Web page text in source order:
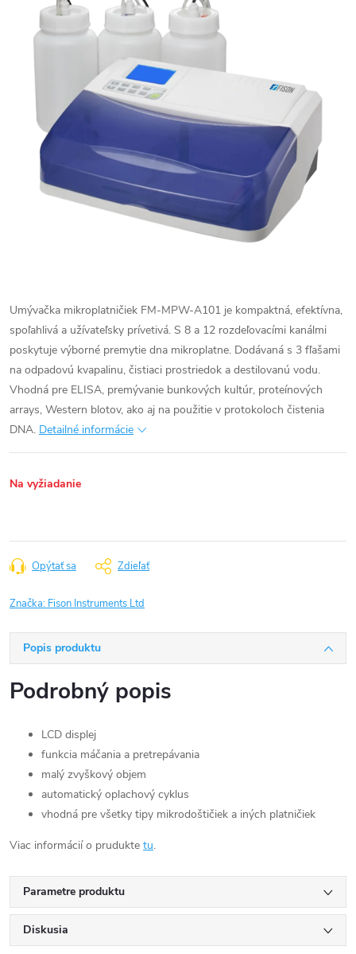
Umývačka mikroplatničiek FM-MPW-A101 je kompaktná, efektívna,
spoľahlivá a užívateľsky prívetivá. S 8 a 12 rozdeľovacími kanálmi
poskytuje výborné premytie dna mikroplatne. Dodávaná s 3 fľašami
na odpadovú kvapalinu, čistiaci prostriedok a destilovanú vodu.
Vhodná pre ELISA, premývanie bunkových kultúr, proteínových
arrays, Western blotov, ako aj na použitie v protokoloch čistenia
DNA. Detailné informácie
Na vyžiadanie
Opýtať sa Zdieľať
Značka: Fison Instruments Ltd
Popis produktu
Podrobný popis
LCD displej
funkcia máčania a pretrepávania
malý zvyškový objem
automatický oplachový cyklus
vhodná pre všetky tipy mikrodoštičiek a iných platničiek
Viac informácií o prudukte tu.
Parametre produktu
Diskusia